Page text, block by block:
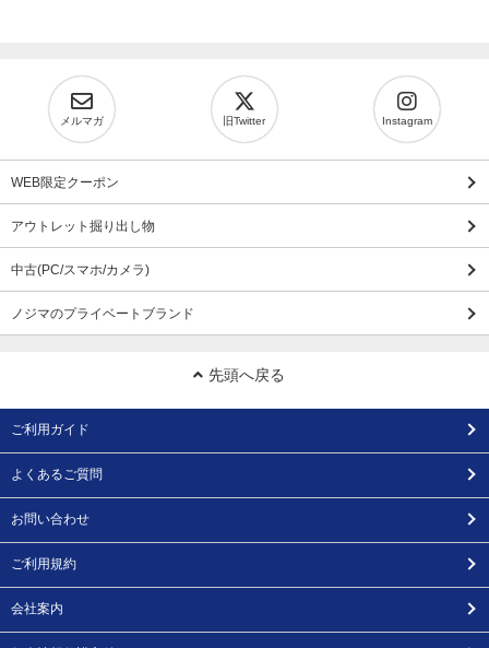
メルマガ 旧Twitter Instagram
WEB限定クーポン
アウトレット掘り出し物
中古(PC/スマホ/カメラ)
ノジマのプライベートブランド
先頭へ戻る
ご利用ガイド
よくあるご質問
お問い合わせ
ご利用規約
会社案内